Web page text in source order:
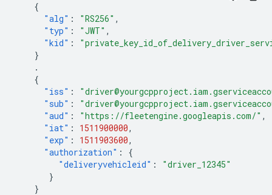
{
"alg" : "RS256" ,
"typ" : "JWT" ,
"kid" :
}
.
{
"iss" :
"sub" :
"aud" : "https://fleetengine.googleapis.com/" ,
"iat" : 1511900000,
"exp" : 1511903600,
"authorization" :
{
"deliveryvehicleid" :
"driver_12345"
}
}